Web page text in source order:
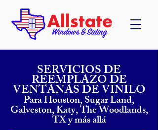
SERVICIOS DE
REEMPLAZO DE
VENTANAS DE VINILO
Para Houston, Sugar Land,
Galveston, Katy, The Woodlands,
TX y más allá